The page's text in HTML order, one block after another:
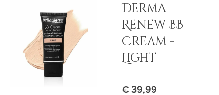
Derma
Renew BB
Cream -
Light
€ 39,99